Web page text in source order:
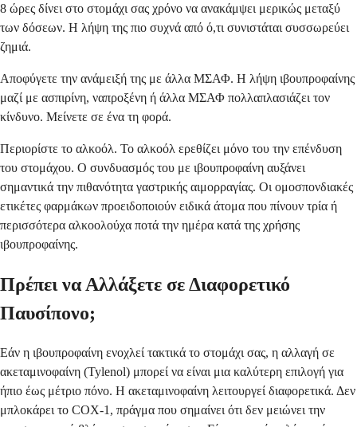
8 ώρες δίνει στο στομάχι σας χρόνο να ανακάμψει μερικώς μεταξύ
των δόσεων. Η λήψη της πιο συχνά από ό,τι συνιστάται συσσωρεύει
ζημιά.
Αποφύγετε την ανάμειξή της με άλλα ΜΣΑΦ. Η λήψη ιβουπροφαίνης
μαζί με ασπιρίνη, ναπροξένη ή άλλα ΜΣΑΦ πολλαπλασιάζει τον
κίνδυνο. Μείνετε σε ένα τη φορά.
Περιορίστε το αλκοόλ. Το αλκοόλ ερεθίζει μόνο του την επένδυση
του στομάχου. Ο συνδυασμός του με ιβουπροφαίνη αυξάνει
σημαντικά την πιθανότητα γαστρικής αιμορραγίας. Οι ομοσπονδιακές
ετικέτες φαρμάκων προειδοποιούν ειδικά άτομα που πίνουν τρία ή
περισσότερα αλκοολούχα ποτά την ημέρα κατά της χρήσης
ιβουπροφαίνης.
Πρέπει να Αλλάξετε σε Διαφορετικό
Παυσίπονο;
Εάν η ιβουπροφαίνη ενοχλεί τακτικά το στομάχι σας, η αλλαγή σε
ακεταμινοφαίνη (Tylenol) μπορεί να είναι μια καλύτερη επιλογή για
ήπιο έως μέτριο πόνο. Η ακεταμινοφαίνη λειτουργεί διαφορετικά. Δεν
μπλοκάρει το COX-1, πράγμα που σημαίνει ότι δεν μειώνει την